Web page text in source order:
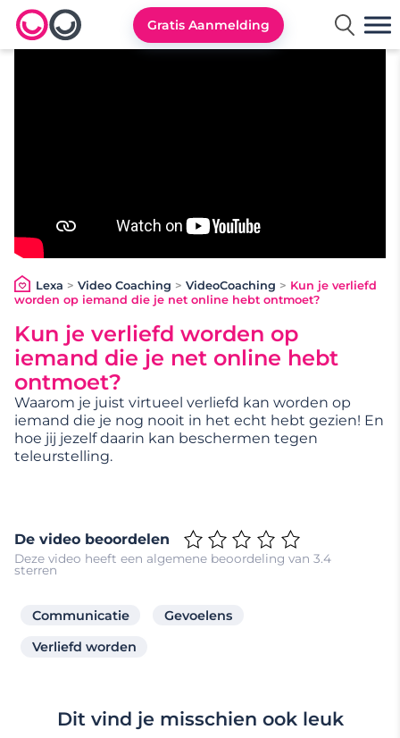
Lexa logo
Gratis Aanmelding
Lexa > Video Coaching > VideoCoaching > Kun je verliefd
worden op iemand die je net online hebt ontmoet?
Kun je verliefd worden op
iemand die je net online hebt
ontmoet?
Waarom je juist virtueel verliefd kan worden op
iemand die je nog nooit in het echt hebt gezien! En
hoe jij jezelf daarin kan beschermen tegen
teleurstelling.
De video beoordelen
Deze video heeft een algemene beoordeling van 3.4
sterren
Communicatie
Gevoelens
Verliefd worden
Dit vind je misschien ook leuk